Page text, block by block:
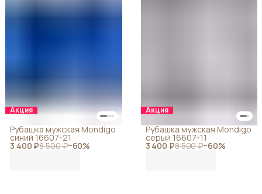
Акция
3 400 ₽8 500 ₽−60%
Рубашка мужская Mondigo
синий 16607-21
Акция
3 400 ₽8 500 ₽−60%
Рубашка мужская Mondigo
серый 16607-11